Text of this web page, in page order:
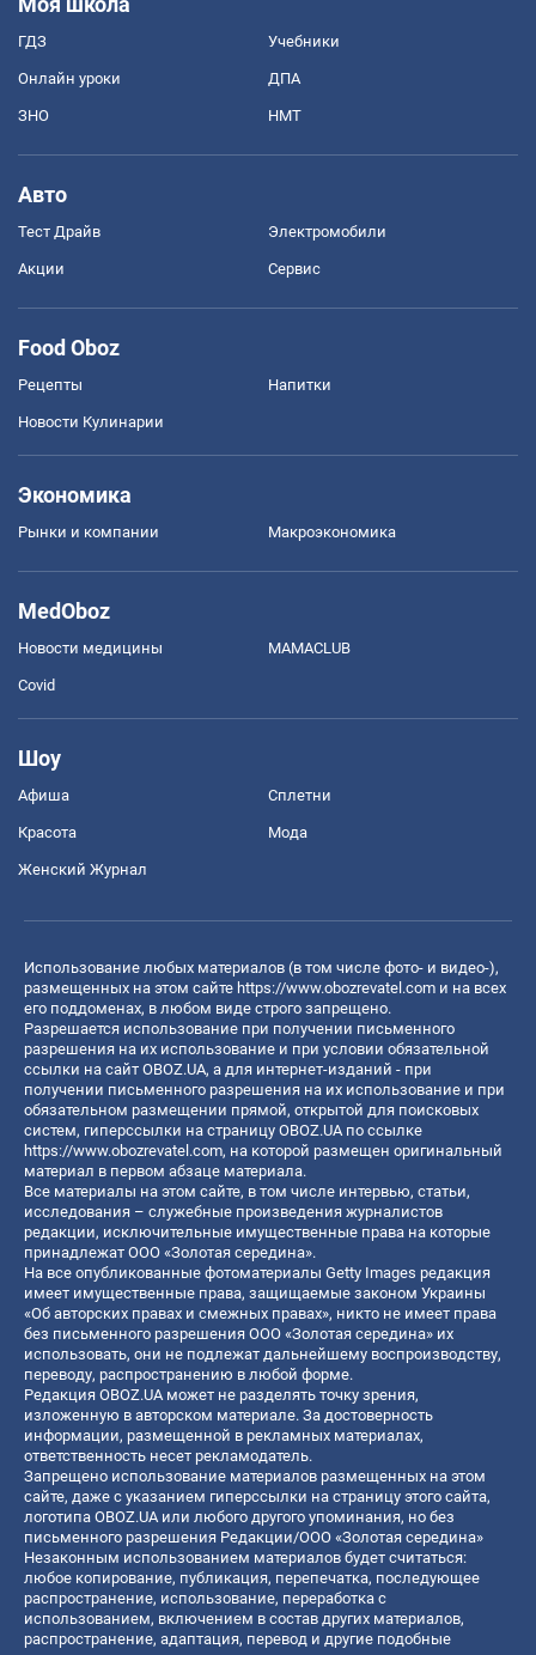
ГДЗ Учебники
Онлайн уроки ДПА
ЗНО НМТ
Авто
Тест Драйв Электромобили
Акции Сервис
Food Oboz
Рецепты Напитки
Новости Кулинарии
Экономика
Рынки и компании Mакроэкономика
MedOboz
Новости медицины MAMACLUB
Covid
Шоу
Афиша Сплетни
Красота Мода
Женский Журнал
Использование любых материалов (в том числе фото- и видео-),
размещенных на этом сайте https://www.obozrevatel.com и на всех
его поддоменах, в любом виде строго запрещено.
Разрешается использование при получении письменного
разрешения на их использование и при условии обязательной
ссылки на сайт OBOZ.UA, а для интернет-изданий - при
получении письменного разрешения на их использование и при
обязательном размещении прямой, открытой для поисковых
систем, гиперссылки на страницу OBOZ.UA по ссылке
https://www.obozrevatel.com, на которой размещен оригинальный
материал в первом абзаце материала.
Все материалы на этом сайте, в том числе интервью, статьи,
исследования – служебные произведения журналистов
редакции, исключительные имущественные права на которые
принадлежат ООО «Золотая середина».
На все опубликованные фотоматериалы Getty Images редакция
имеет имущественные права, защищаемые законом Украины
«Об авторских правах и смежных правах», никто не имеет права
без письменного разрешения ООО «Золотая середина» их
использовать, они не подлежат дальнейшему воспроизводству,
переводу, распространению в любой форме.
Редакция OBOZ.UA может не разделять точку зрения,
изложенную в авторском материале. За достоверность
информации, размещенной в рекламных материалах,
ответственность несет рекламодатель.
Запрещено использование материалов размещенных на этом
сайте, даже с указанием гиперссылки на страницу этого сайта,
логотипа OBOZ.UA или любого другого упоминания, но без
письменного разрешения Редакции/ООО «Золотая середина»
Незаконным использованием материалов будет считаться:
любое копирование, публикация, перепечатка, последующее
распространение, использование, переработка с
использованием, включением в состав других материалов,
распространение, адаптация, перевод и другие подобные